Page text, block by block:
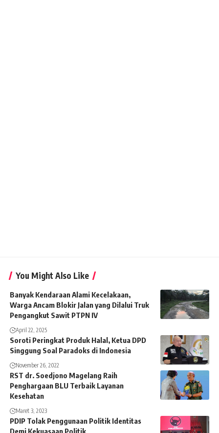
You Might Also Like
Banyak Kendaraan Alami Kecelakaan,
Warga Ancam Blokir Jalan yang Dilalui Truk
Pengangkut Sawit PTPN IV
April 22, 2025
Soroti Peringkat Produk Halal, Ketua DPD
Singgung Soal Paradoks di Indonesia
November 26, 2022
RST dr. Soedjono Magelang Raih
Penghargaan BLU Terbaik Layanan
Kesehatan
Maret 3, 2023
PDIP Tolak Penggunaan Politik Identitas
Demi Kekuasaan Politik